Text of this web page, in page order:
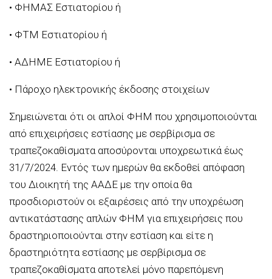
• ΦΗΜΑΣ Εστιατορίου ή
• ΦΤΜ Εστιατορίου ή
• ΑΔΗΜΕ Εστιατορίου ή
• Πάροχο ηλεκτρονικής έκδοσης στοιχείων
Σημειώνεται ότι οι απλοί ΦΗΜ που χρησιμοποιούνται
από επιχειρήσεις εστίασης με σερβίρισμα σε
τραπεζοκαθίσματα αποσύρονται υποχρεωτικά έως
31/7/2024. Εντός των ημερών θα εκδοθεί απόφαση
του Διοικητή της ΑΑΔΕ με την οποία θα
προσδιοριστούν οι εξαιρέσεις από την υποχρέωση
αντικατάστασης απλών ΦΗΜ για επιχειρήσεις που
δραστηριοποιούνται στην εστίαση και είτε η
δραστηριότητα εστίασης με σερβίρισμα σε
τραπεζοκαθίσματα αποτελεί μόνο παρεπόμενη